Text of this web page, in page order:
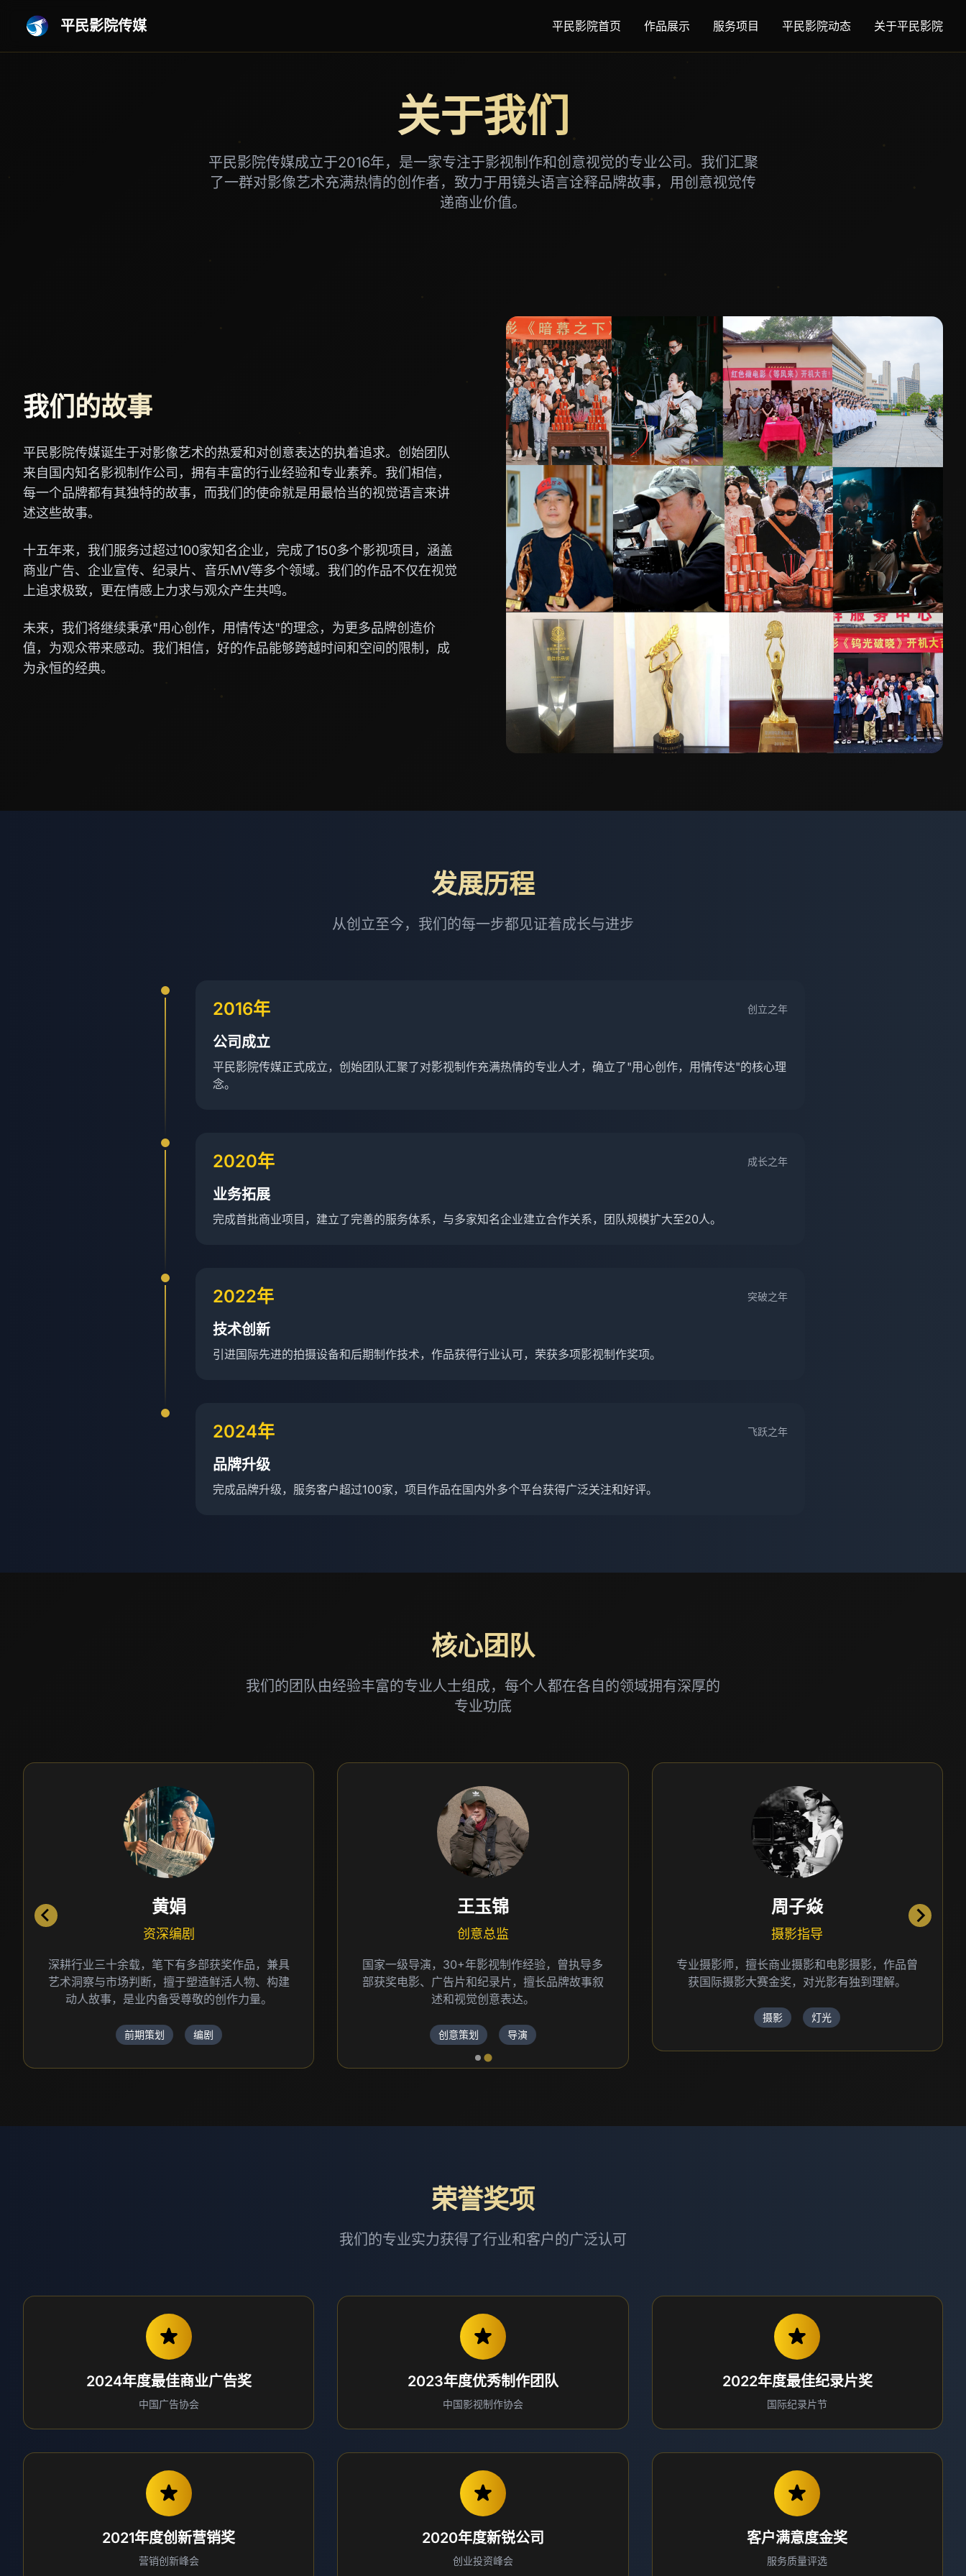
平民影院传媒 平民影院首页 作品展示 服务项目 平民影院动态 关于平民影院
关于我们
平民影院传媒成立于2016年，是一家专注于影视制作和创意视觉的专业公司。我们汇聚
了一群对影像艺术充满热情的创作者，致力于用镜头语言诠释品牌故事，用创意视觉传
递商业价值。
我们的故事
平民影院传媒诞生于对影像艺术的热爱和对创意表达的执着追求。创始团队
来自国内知名影视制作公司，拥有丰富的行业经验和专业素养。我们相信，
每一个品牌都有其独特的故事，而我们的使命就是用最恰当的视觉语言来讲
述这些故事。
十五年来，我们服务过超过100家知名企业，完成了150多个影视项目，涵盖
商业广告、企业宣传、纪录片、音乐MV等多个领域。我们的作品不仅在视觉
上追求极致，更在情感上力求与观众产生共鸣。
未来，我们将继续秉承"用心创作，用情传达"的理念，为更多品牌创造价
值，为观众带来感动。我们相信，好的作品能够跨越时间和空间的限制，成
为永恒的经典。
发展历程
从创立至今，我们的每一步都见证着成长与进步
2016年 创立之年
公司成立
平民影院传媒正式成立，创始团队汇聚了对影视制作充满热情的专业人才，确立了"用心创作，用情传达"的核心理
念。
2020年 成长之年
业务拓展
完成首批商业项目，建立了完善的服务体系，与多家知名企业建立合作关系，团队规模扩大至20人。
2022年 突破之年
技术创新
引进国际先进的拍摄设备和后期制作技术，作品获得行业认可，荣获多项影视制作奖项。
2024年 飞跃之年
品牌升级
完成品牌升级，服务客户超过100家，项目作品在国内外多个平台获得广泛关注和好评。
核心团队
我们的团队由经验丰富的专业人士组成，每个人都在各自的领域拥有深厚的
专业功底
黄娟
资深编剧
深耕行业三十余载，笔下有多部获奖作品，兼具
艺术洞察与市场判断，擅于塑造鲜活人物、构建
动人故事，是业内备受尊敬的创作力量。
前期策划 编剧
王玉锦
创意总监
国家一级导演，30+年影视制作经验，曾执导多
部获奖电影、广告片和纪录片，擅长品牌故事叙
述和视觉创意表达。
创意策划 导演
周子焱
摄影指导
专业摄影师，擅长商业摄影和电影摄影，作品曾
获国际摄影大赛金奖，对光影有独到理解。
摄影 灯光
荣誉奖项
我们的专业实力获得了行业和客户的广泛认可
2024年度最佳商业广告奖
中国广告协会
2023年度优秀制作团队
中国影视制作协会
2022年度最佳纪录片奖
国际纪录片节
2021年度创新营销奖
营销创新峰会
2020年度新锐公司
创业投资峰会
客户满意度金奖
服务质量评选